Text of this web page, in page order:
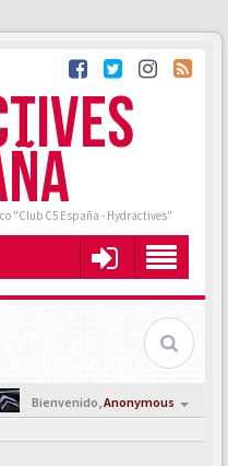
"Club C5 España - Hydractives"
Bienvenido,Anonymous